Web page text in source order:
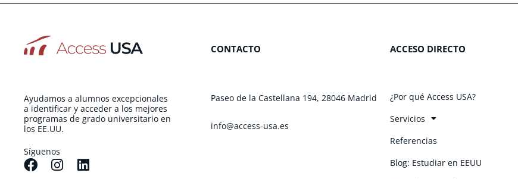
Ayudamos a alumnos excepcionales
a identificar y acceder a los mejores
programas de grado universitario en
los EE.UU.
Síguenos
CONTACTO
Paseo de la Castellana 194, 28046 Madrid
info@access-usa.es
ACCESO DIRECTO
¿Por qué Access USA?
Servicios
Referencias
Blog: Estudiar en EEUU